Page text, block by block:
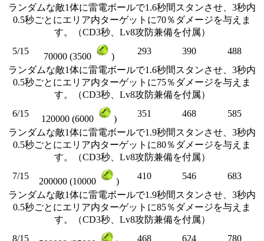
ランダムな敵1体に雷電ボールで1.6秒間スタンさせ、3秒内
0.5秒ごとにエリア内ターゲットに70％ダメージを与えま
す。（CD3秒、Lv8攻防兼備を付属）
5/15
70000 (3500 )
293 390
488
ランダムな敵1体に雷電ボールで1.6秒間スタンさせ、3秒内
0.5秒ごとにエリア内ターゲットに75％ダメージを与えま
す。（CD3秒、Lv8攻防兼備を付属）
6/15
120000 (6000 )
351 468
585
ランダムな敵1体に雷電ボールで1.9秒間スタンさせ、3秒内
0.5秒ごとにエリア内ターゲットに80％ダメージを与えま
す。（CD3秒、Lv8攻防兼備を付属）
7/15
200000 (10000 )
410 546
683
ランダムな敵1体に雷電ボールで1.9秒間スタンさせ、3秒内
0.5秒ごとにエリア内ターゲットに85％ダメージを与えま
す。（CD3秒、Lv8攻防兼備を付属）
8/15
468 624
780